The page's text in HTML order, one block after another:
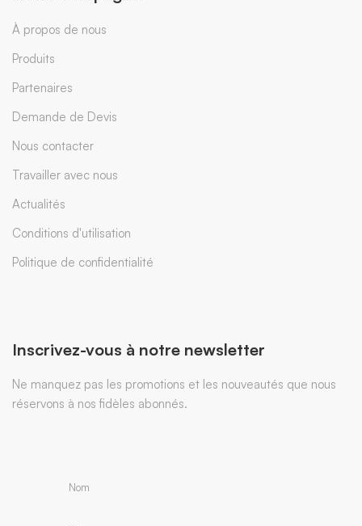
À propos de nous
Produits
Partenaires
Demande de Devis
Nous contacter
Travailler avec nous
Actualités
Conditions d'utilisation
Politique de confidentialité
Inscrivez-vous à notre newsletter
Ne manquez pas les promotions et les nouveautés que nous
réservons à nos fidèles abonnés.